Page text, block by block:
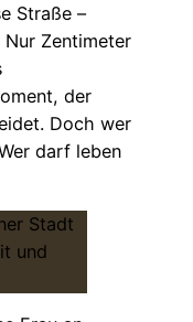
Straße –
Zentimeter
der
Doch wer
darf leben